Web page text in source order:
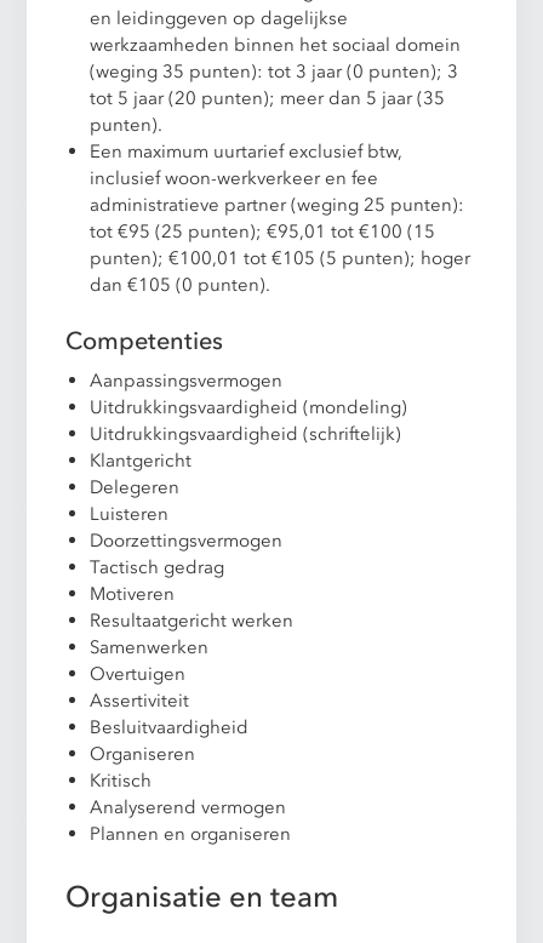
en leidinggeven op dagelijkse
werkzaamheden binnen het sociaal domein
(weging 35 punten): tot 3 jaar (0 punten); 3
tot 5 jaar (20 punten); meer dan 5 jaar (35
punten).
Een maximum uurtarief exclusief btw,
inclusief woon-werkverkeer en fee
administratieve partner (weging 25 punten):
tot €95 (25 punten); €95,01 tot €100 (15
punten); €100,01 tot €105 (5 punten); hoger
dan €105 (0 punten).
Competenties
Aanpassingsvermogen
Uitdrukkingsvaardigheid (mondeling)
Uitdrukkingsvaardigheid (schriftelijk)
Klantgericht
Delegeren
Luisteren
Doorzettingsvermogen
Tactisch gedrag
Motiveren
Resultaatgericht werken
Samenwerken
Overtuigen
Assertiviteit
Besluitvaardigheid
Organiseren
Kritisch
Analyserend vermogen
Plannen en organiseren
Organisatie en team